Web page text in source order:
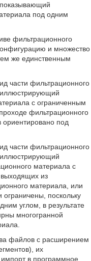
под одним
фильтрационного
и множество
же единственным
части фильтрационного
с ограниченным
фильтрационного
ориентировано под
части фильтрационного
материала с
выходящих из
материала, или
поскольку
углом, в результате
многогранной
файлов с расширением
их
в программное